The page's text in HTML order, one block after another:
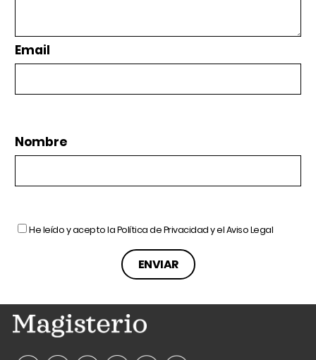
Email
Nombre
He leído y acepto laPolítica de Privacidady elAviso Legal